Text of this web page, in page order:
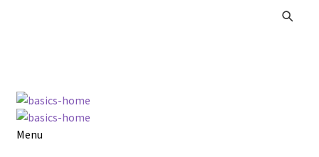
Zur
Navigation
springen
Zum
Inhalt
springen
Menu